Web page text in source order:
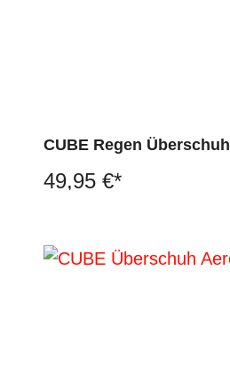
CUBE Regen Überschuh
49,95 €*